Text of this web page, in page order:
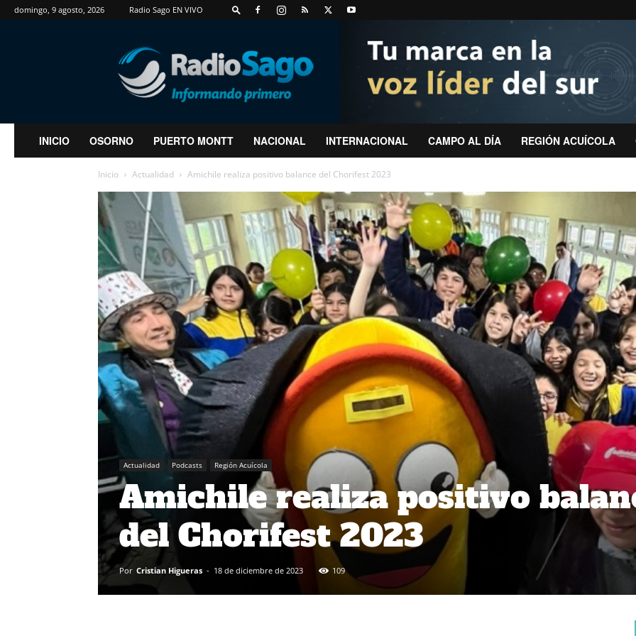
domingo, 9 agosto, 2026 Radio Sago EN VIVO
RadioSago
INICIO OSORNO PUERTO MONTT NACIONAL INTERNACIONAL CAMPO AL DÍA REGIÓN ACUÍCOLA
Inicio Actualidad Amichile realiza positivo balance del Chorifest 2023
Actualidad Podcasts Región Acuícola
Amichile realiza positivo
del Chorifest 2023
Por Cristian Higueras - 18 de diciembre de 2023 109